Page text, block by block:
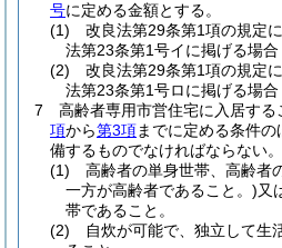
号に定める金額とする。
(1)
改良法第29条第1項の規定
法第23条第1号イに掲げる場
(2)
改良法第29条第1項の規定
法第23条第1号ロに掲げる場
7
高齢者専用市営住宅に入居する
項から第3項までに定める条件
備するものでなければならない。
(1)
高齢者の単身世帯、高齢者
一方が高齢者であること。)又
帯であること。
(2)
自炊が可能で、独立して生